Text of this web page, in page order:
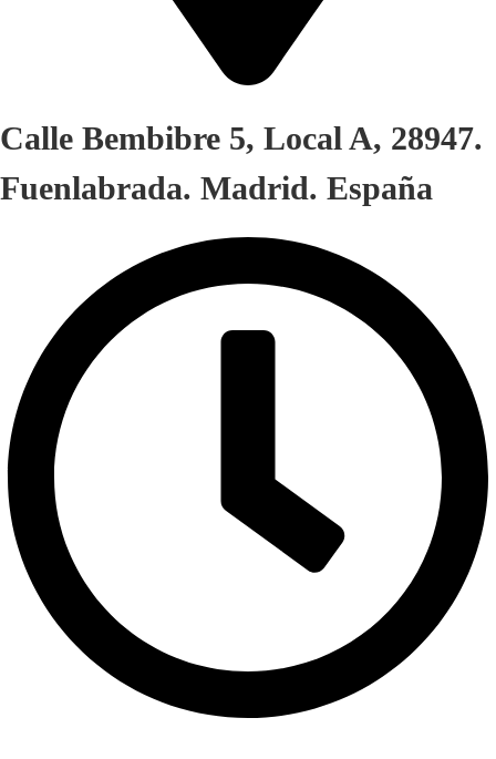
Calle Bembibre 5, Local A, 28947.
Fuenlabrada. Madrid. España